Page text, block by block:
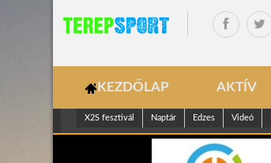
KEZDŐLAP AKTÍV
X2S fesztivál Naptár Edzes Videó